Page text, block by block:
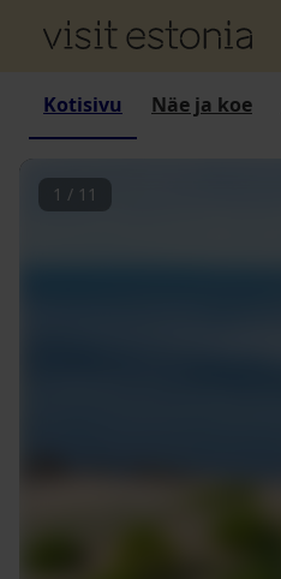
Kotisivu Näe ja koe
1 / 11